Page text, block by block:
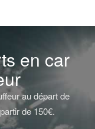
en car
au départ de
de 150€.